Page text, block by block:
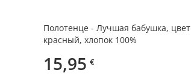
Полотенце - Лучшая бабушка, цвет
красный, хлопок 100%
15,95 €